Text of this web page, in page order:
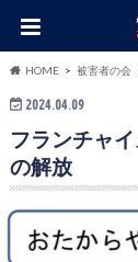
HOME 被害者の会
2024.04.09
フランチャ
の解放